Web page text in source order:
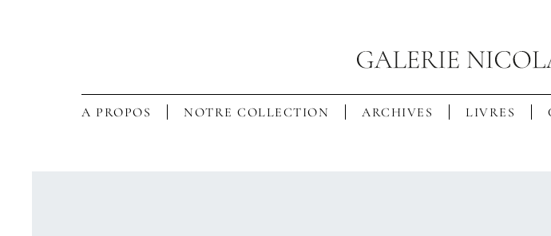
A PROPOS NOTRE COLLECTION ARCHIVES LIVRES